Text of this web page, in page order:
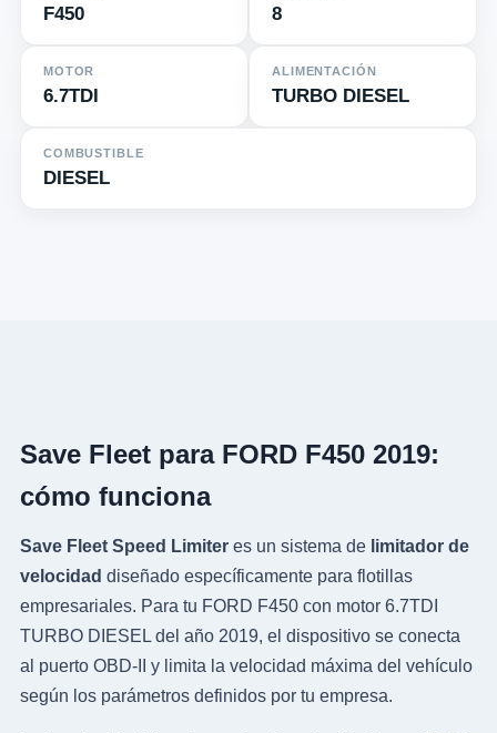
F450 8
MOTOR
6.7TDI
ALIMENTACIÓN
TURBO DIESEL
COMBUSTIBLE
DIESEL
Save Fleet para FORD F450 2019:
cómo funciona
Save Fleet Speed Limiteres un sistema de limitador de
velocidad diseñado específicamente para flotillas
empresariales. Para tu FORD F450 con motor 6.7TDI
TURBO DIESEL del año 2019, el dispositivo se conecta
al puerto OBD-II y limita la velocidad máxima del vehículo
según los parámetros definidos por tu empresa.